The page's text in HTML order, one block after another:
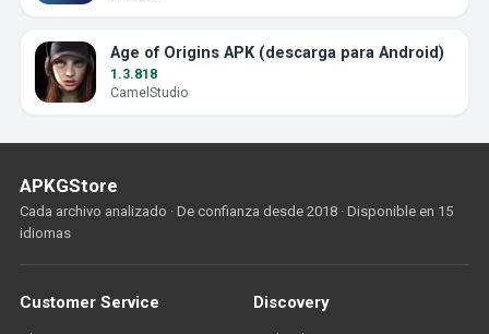
Age of Origins APK (descarga para Android)
1.3.818
CamelStudio
APKGStore
Cada archivo analizado · De confianza desde 2018 · Disponible en 15
idiomas
Customer Service Discovery